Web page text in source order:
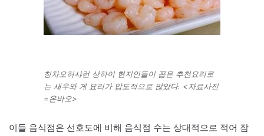
칭차오허샤런 상하이 현지인들이 꼽은 추천요리로
는 새우와 게 요리가 압도적으로 많았다. <자료사진
=온바오>
이들 음식점은 선호도에 비해 음식점 수는 상대적으로 적어 잠